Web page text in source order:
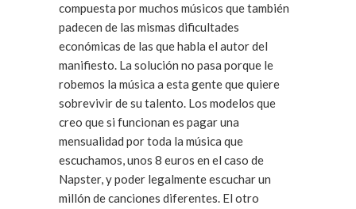
compuesta por muchos músicos que también
padecen de las mismas dificultades
económicas de las que habla el autor del
manifiesto. La solución no pasa porque le
robemos la música a esta gente que quiere
sobrevivir de su talento. Los modelos que
creo que si funcionan es pagar una
mensualidad por toda la música que
escuchamos, unos 8 euros en el caso de
Napster, y poder legalmente escuchar un
millón de canciones diferentes. El otro